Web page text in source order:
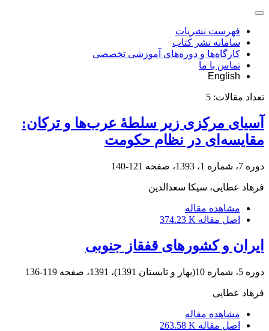
فهرست نشریات
سامانه نشر کتاب
کارگاه‌ها و دوره‌های آموزشی تخصصی
تماس با ما
English
تعداد مقالات: 5
آسیای مرکزی زیر سلطۀ عرب‌ها و ترکان:
مقایسه‌ای در نظام حکومت
دوره 7، شماره 1، 1393، صفحه 121-140
فرهاد عطایی، سیکا سعدالدین
مشاهده مقاله
اصل مقاله 374.23 K
ایران و کشورهای قفقاز جنوبی
دوره 5، شماره 10(بهار و تابستان 1391)، 1391، صفحه 119-136
فرهاد عطایی
مشاهده مقاله
اصل مقاله 263.58 K